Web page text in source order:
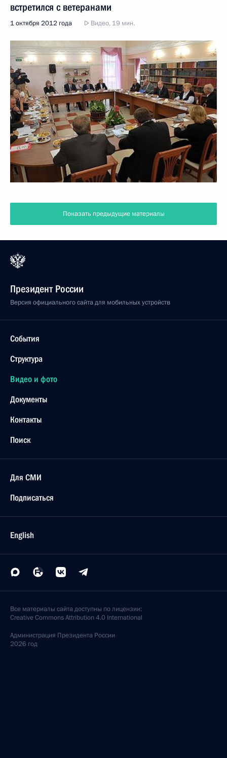
встретился с ветеранами
1 октября 2012 года Видео, 19 мин.
Показать предыдущие материалы
Президент России
Версия официального сайта для мобильных устройств
События
Структура
Видео и фото
Документы
Контакты
Поиск
Для СМИ
Подписаться
English
Все материалы сайта доступны по лицензии:
Creative Commons Attribution 4.0 International
Администрация Президента России
2026 год